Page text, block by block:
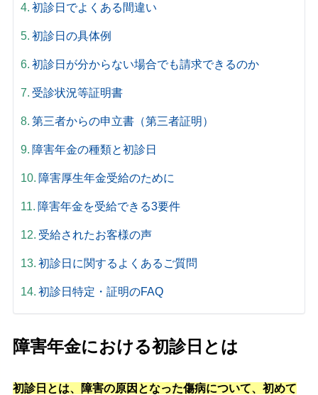
初診日でよくある間違い
初診日の具体例
初診日が分からない場合でも請求できるのか
受診状況等証明書
第三者からの申立書（第三者証明）
障害年金の種類と初診日
障害厚生年金受給のために
障害年金を受給できる3要件
受給されたお客様の声
初診日に関するよくあるご質問
初診日特定・証明のFAQ
障害年金における初診日とは
初診日とは、障害の原因となった傷病について、初めて